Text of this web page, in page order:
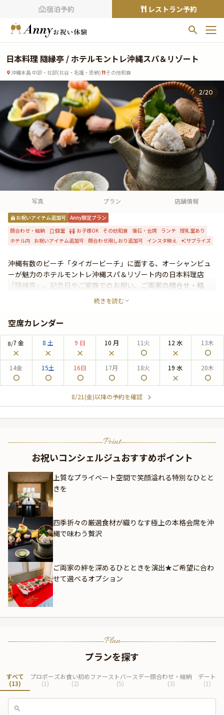
宿泊予約 レストラン予約
お気に入りプラン
お気に入りの登録がありません
プランの をクリックすることで
お気に入りに追加できます。
閲覧履歴
閲覧履歴はありません
過去に見たお店が最大10件まで表示されます。
10件を超えると、古いものから順に削除されます。
Annyお祝い体験について
Annyお祝いアイテムについて
よくあるご質問
日本料理 隨縁亭 / ホテルモントレ沖縄スパ＆リゾート
沖縄本島 中部・北部(北谷・名護・恩納) その他和食
3/20
写真 プラン 店舗情報
お祝いアイテム追加可 Anny限定プラン
顔合わせ・結納
個室 お子様OK その他和食 懐石・会席 ランチ 授乳室あり
ホテル内 お祝いアイテム追加可 顔合わせ用しおり追加可 インスタ映え サプライズ
沖縄有数のビーチ「タイガービーチ」に面する、オーシャンビュ
ーが魅力のホテルモントレ沖縄スパ＆リゾート内の日本料理店
「隨縁亭」。記念日やご家族でのお祝い、ご両家の顔合せ・結
納、大切なゲストをもてなすビジネスシーンなどの会食にふさわ
きあるインテリアとあたたかな光が差し込む居心地の良い上質空
間で、本格会席料理を心ゆくまでご堪能ください。
続きを読む
空席カレンダー
8/7金 8 土 9 日 10 月 11火 12 水 13木
14金 15土 16日 17月 18火 19 水 20木
8/21(金)以降の予約を確認
Point
お祝いコンシェルジュおすすめポイント
上質なプライベート空間で笑顔溢れる特別なひとと
きを
四季折々の厳選食材が織りなす極上の本格会席を沖
縄で味わう贅沢
ご両家の絆を深めるひとときを演出★ご希望に合わ
せて選べるオプション
Plan
プランを探す
すべて
(13)
プロポーズ
(1)
お食い初め
(2)
ファーストバースデー
(5)
顔合わせ・結納
(3)
デート
(1)